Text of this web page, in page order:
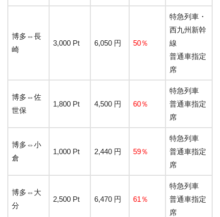
博多⇔長
崎
3,000 Pt 6,050 円 50％
特急列車・
西九州新幹
線
普通車指定
席
博多⇔佐
世保
1,800 Pt 4,500 円 60％
特急列車
普通車指定
席
博多⇔小
倉
1,000 Pt 2,440 円 59％
特急列車
普通車指定
席
博多⇔大
分
2,500 Pt 6,470 円 61％
特急列車
普通車指定
席